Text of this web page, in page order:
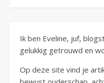
Ik ben Eveline, juf,
gelukkig getrouwd en
Op deze site vind je